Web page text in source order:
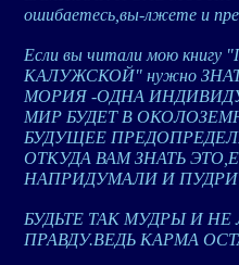
ошибаетесь,вы-лжете и
Если вы читали мою
КАЛУЖСКОЙ" нужно
МОРИЯ -ОДНА
МИР БУДЕТ В
БУДУЩЕЕ
ОТКУДА ВАМ ЗНАТЬ
НАПРИДУМАЛИ И
БУДЬТЕ ТАК МУДРЫ И
ПРАВДУ.ВЕДЬ КАРМА